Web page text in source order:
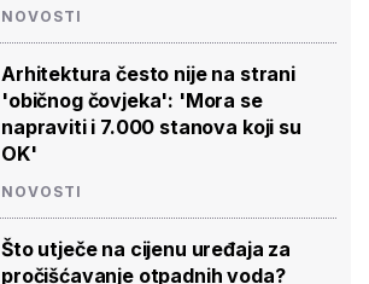
NOVOSTI
Arhitektura često nije na strani
'običnog čovjeka': 'Mora se
napraviti i 7.000 stanova koji su
OK'
NOVOSTI
Što utječe na cijenu uređaja za
pročišćavanje otpadnih voda?